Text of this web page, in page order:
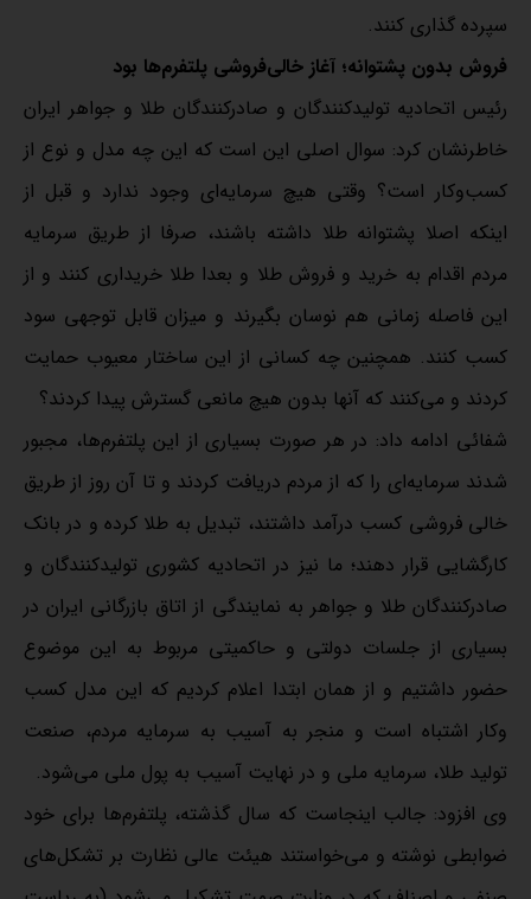
سپرده گذاری کنند.
فروش بدون پشتوانه؛ آغاز خالی‌فروشی پلتفرم‌ها بود
رئیس اتحادیه تولیدکنندگان و صادرکنندگان طلا و جواهر ایران
خاطرنشان کرد: سوال اصلی این است که این چه مدل و نوع از
کسب‌وکار است؟ وقتی هیچ سرمایه‌ای وجود ندارد و قبل از
اینکه اصلا پشتوانه طلا داشته باشند، صرفا از طریق سرمایه
مردم اقدام به خرید و فروش طلا و بعدا طلا خریداری کنند و از
این فاصله زمانی هم نوسان بگیرند و میزان قابل توجهی سود
کسب کنند. همچنین چه کسانی از این ساختار معیوب حمایت
کردند و می‌کنند که آنها بدون هیچ مانعی گسترش پیدا کردند؟
شفائی ادامه داد: در هر صورت بسیاری از این پلتفرم‌ها، مجبور
شدند سرمایه‌ای را که از مردم دریافت کردند و تا آن روز از طریق
خالی فروشی کسب درآمد داشتند، تبدیل به طلا کرده و در بانک
کارگشایی قرار دهند؛ ما نیز در اتحادیه کشوری تولیدکنندگان و
صادرکنندگان طلا و جواهر به نمایندگی از اتاق بازرگانی ایران در
بسیاری از جلسات دولتی و حاکمیتی مربوط به این موضوع
حضور داشتیم و از همان ابتدا اعلام کردیم که این مدل کسب
وکار اشتباه است و منجر به آسیب به سرمایه مردم، صنعت
تولید طلا، سرمایه ملی و در نهایت آسیب به پول ملی می‌شود.
وی افزود: جالب اینجاست که سال گذشته، پلتفرم‌ها برای خود
ضوابطی نوشته و می‌خواستند هیئت عالی نظارت بر تشکل‌های